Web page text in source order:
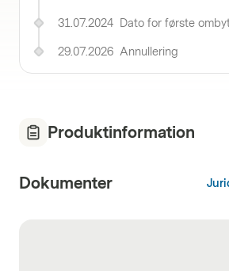
31.07.2024 Dato for første
29.07.2026 Annullering
Produktinformation
Dokumenter